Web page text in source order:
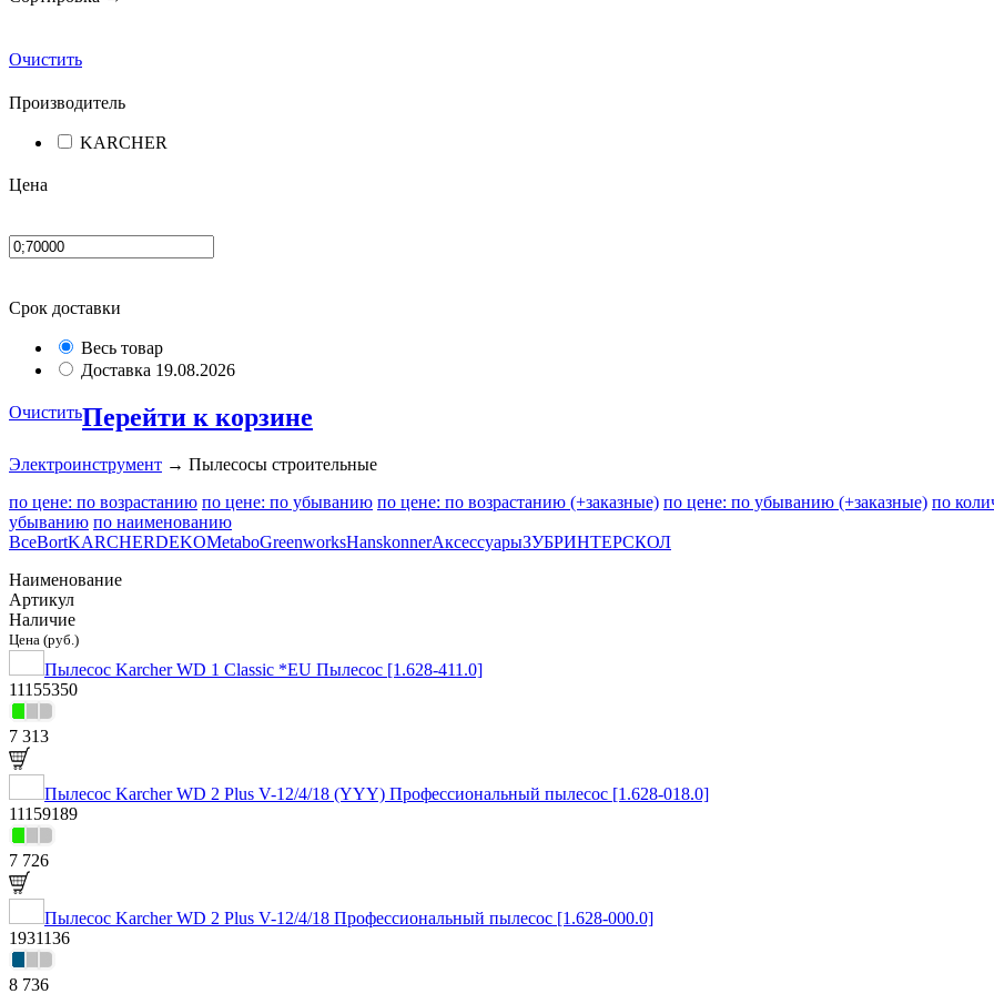
Очистить
Производитель
KARCHER
Цена
Срок доставки
Весь товар
Доставка 19.08.2026
ОчиститьПерейти к корзине
Электроинструмент → Пылесосы строительные
по цене: по возрастанию по цене: по убыванию по цене: по возрастанию (+заказные) по цене: по убыванию (+заказные) по
убыванию по наименованию
ВсеBortKARCHERDEKOMetaboGreenworksHanskonnerАксессуарыЗУБРИНТЕРСКОЛ
Наименование
Артикул
Наличие
Цена (руб.)
Пылесос Karcher WD 1 Classic *EU Пылесос [1.628-411.0]
11155350
7 313
Пылесос Karcher WD 2 Plus V-12/4/18 (YYY) Профессиональный пылесос [1.628-018.0]
11159189
7 726
Пылесос Karcher WD 2 Plus V-12/4/18 Профессиональный пылесос [1.628-000.0]
1931136
8 736